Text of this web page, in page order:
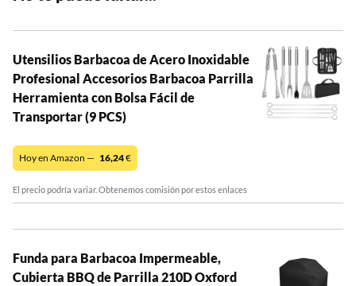
Utensilios Barbacoa de Acero Inoxidable
Profesional Accesorios Barbacoa Parrilla
Herramienta con Bolsa Fácil de
Transportar (9 PCS)
Hoy en Amazon — 16,24€
El precio podría variar. Obtenemos comisión por estos enlaces
Funda para Barbacoa Impermeable,
Cubierta BBQ de Parrilla 210D Oxford